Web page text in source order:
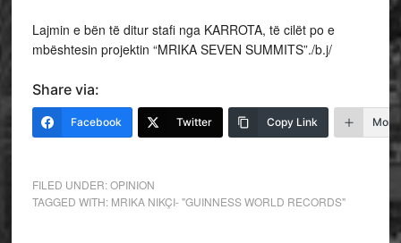
Lajmin e bën të ditur stafi nga KARROTA, të cilët po e
mbështesin projektin “MRIKA SEVEN SUMMITS”./b.j/
Share via:
Facebook Twitter Copy Link More
FILED UNDER:OPINION
TAGGED WITH: MRIKA NIKÇI- "GUINNESS WORLD RECORDS"